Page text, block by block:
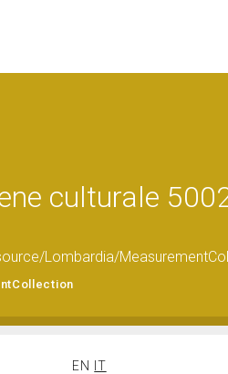
culturale
Lombardia/
EN
IT